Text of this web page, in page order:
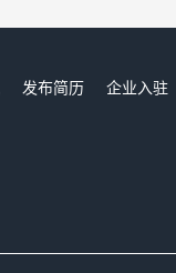
发布简历 企业入驻